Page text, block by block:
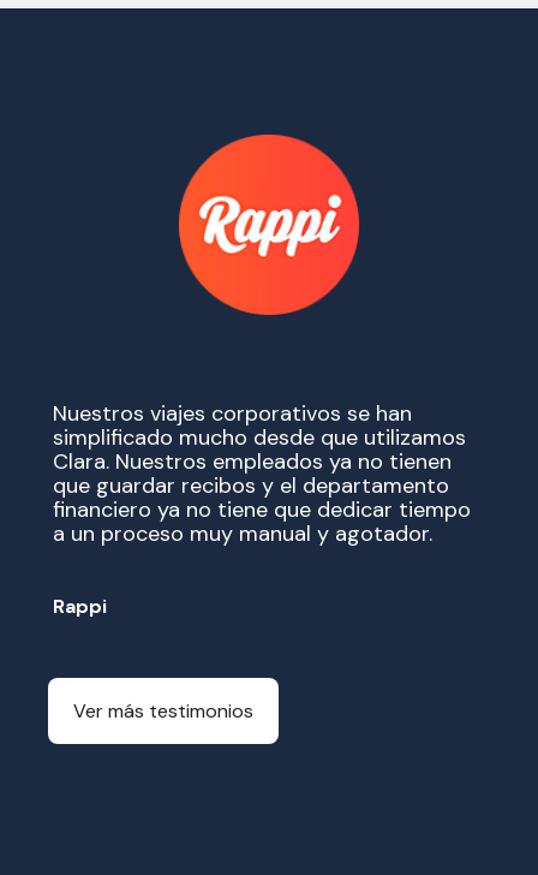
Nuestros viajes corporativos se han
simplificado mucho desde que utilizamos
Clara. Nuestros empleados ya no tienen
que guardar recibos y el departamento
financiero ya no tiene que dedicar tiempo
a un proceso muy manual y agotador.
Rappi
Ver más testimonios